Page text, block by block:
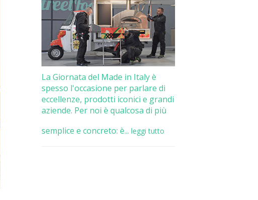
La Giornata del Made in Italy è
spesso l'occasione per parlare di
eccellenze, prodotti iconici e grandi
aziende. Per noi è qualcosa di più
semplice e concreto: è... leggi tutto